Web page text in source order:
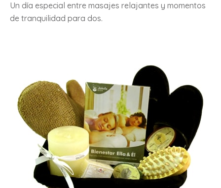
Un día especial entre masajes relajantes y momentos
de tranquilidad para dos.